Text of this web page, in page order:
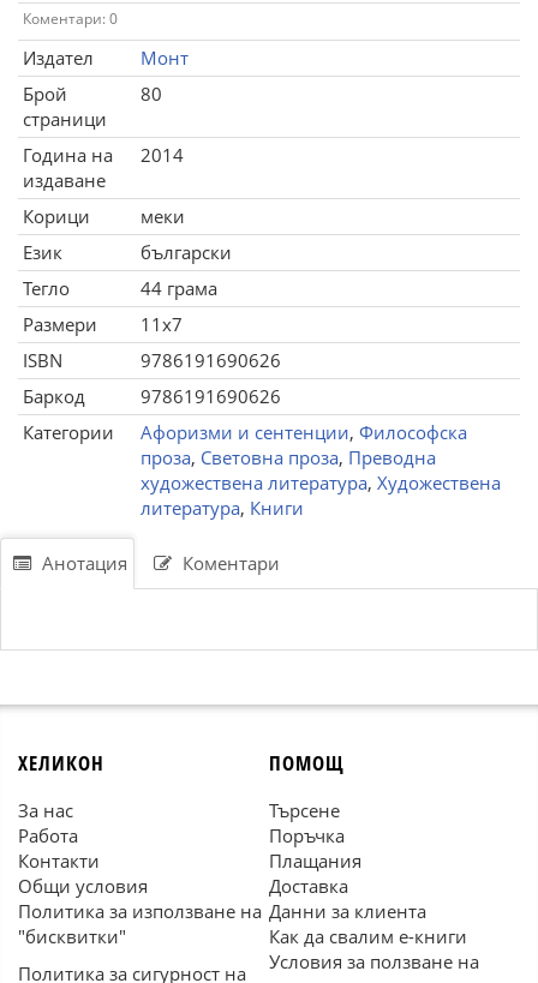
Коментари: 0
Издател
Монт
Брой
страници
80
Година на
издаване
2014
Корици
меки
Език
български
Тегло
44 грама
Размери
11x7
ISBN
9786191690626
Баркод
9786191690626
Категории
Афоризми и сентенции, Философска
проза, Световна проза, Преводна
художествена литература, Художествена
литература, Книги
Анотация Коментари
ХЕЛИКОН
За нас
Работа
Контакти
Общи условия
Политика за използване на
"бисквитки"
Политика за сигурност на
ПОМОЩ
Търсене
Поръчка
Плащания
Доставка
Данни за клиента
Как да свалим е-книги
Условия за ползване на